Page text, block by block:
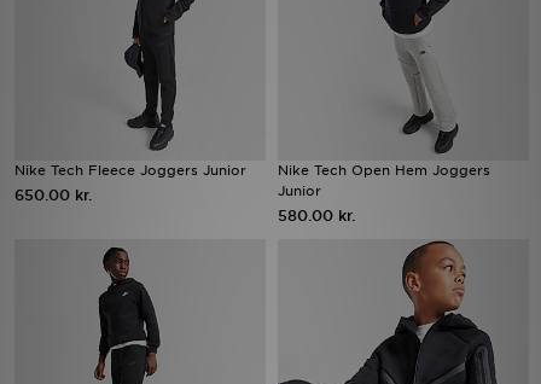
Nike Tech Fleece Joggers Junior
650.00 kr.
Nike Tech Open Hem Joggers
Junior
580.00 kr.